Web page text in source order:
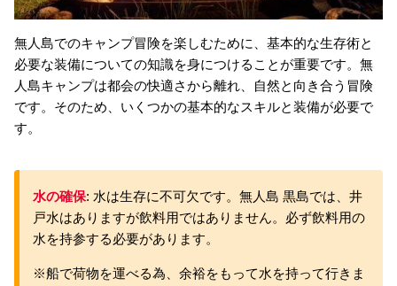
無人島でのキャンプ冒険を楽しむために、基本的な生存術と
必要な装備についての知識を身につけることが重要です。無
人島キャンプは都会の快適さから離れ、自然と向き合う冒険
です。そのため、いくつかの基本的なスキルと装備が必要で
す。
水の確保: 水は生存に不可欠です。無人島 黒島では、井
戸水はありますが飲料用ではありません。必ず飲料用の
水を持参する必要があります。
※船で荷物を運べる為、余裕をもって水を持って行きま